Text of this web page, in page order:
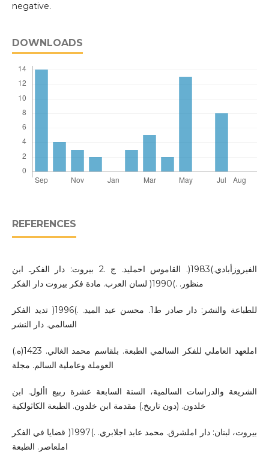
negative.
DOWNLOADS
REFERENCES
الفيروزأبادي.)1983(. القاموس احمليد. ج .2 بيروت: دار الفكرـ ابن
منظور. .)1990( لسان العرب. مادة فكر بيروت دار الفكر
للطباعة والنشر: دار صادر ط1. محسن عبد الميد. .)1996( تديد الفكر
السالمي. دار النشر
املعهد العاملي للفكر السالمي الطبعة. بلقاسم محمد الغالي. 1423(ه.)
العوملة وعاملية السالم. مجلة
الشريعة والدراسات السالمية، السنة السابعة عشرة ربيع األول. ابن
خلدون. (دون تاريخ.) مقدمة ابن خلدون. الطبعة الكاثولكية
بيروت، لبنان: دار املشرق. محمد عابد اجلابري. .)1997( قضايا في الفكر
املعاصر. الطبعة